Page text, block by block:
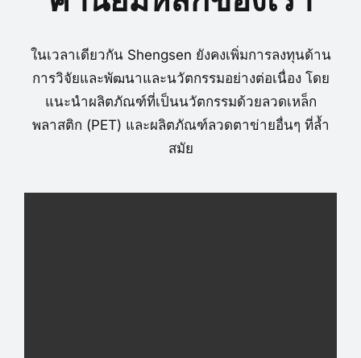
ในเวลาเดียวกัน Shengsen ยังคงเพิ่มการลงทุนด้าน
การวิจัยและพัฒนาและนวัตกรรมอย่างต่อเนื่อง โดย
แนะนำผลิตภัณฑ์ที่เป็นนวัตกรรมด้วยลวดเหล็ก
พลาสติก (PET) และผลิตภัณฑ์ลวดตาข่ายอื่นๆ ที่ล้ำ
สมัย